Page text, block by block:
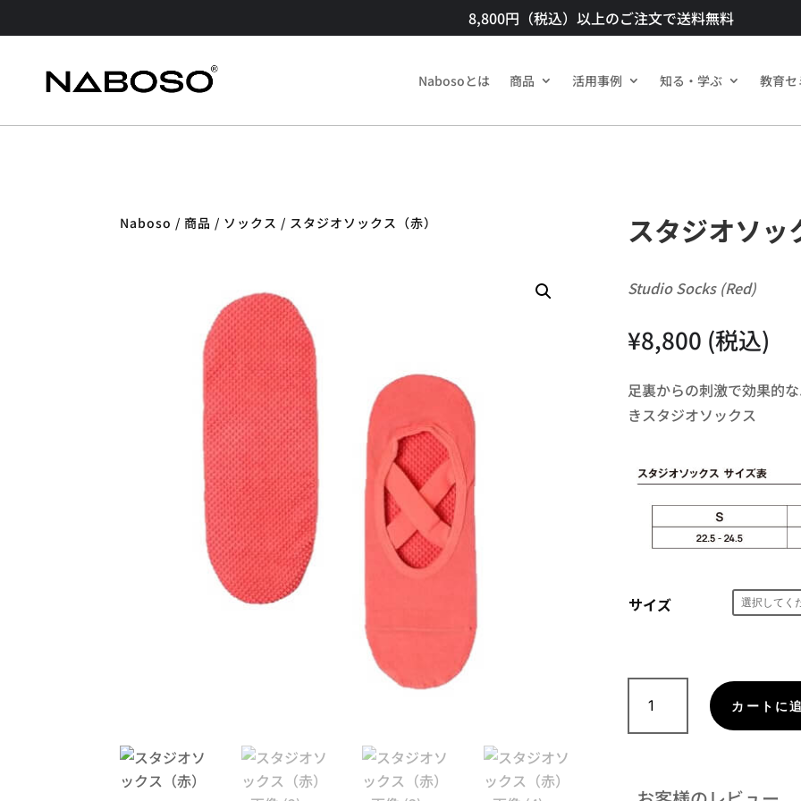
8,800円（税込）以上のご注文で送料無料​
Nabosoとは 商品​ 活用事例 知る・学ぶ 教育セ
Naboso / 商品​ / ソックス / スタジオソックス（赤） スタジオソッ
Studio Socks (Red)
¥8,800 (税込)
足裏からの刺激で効果的
きスタジオソックス
サイズ
ジ
カートに